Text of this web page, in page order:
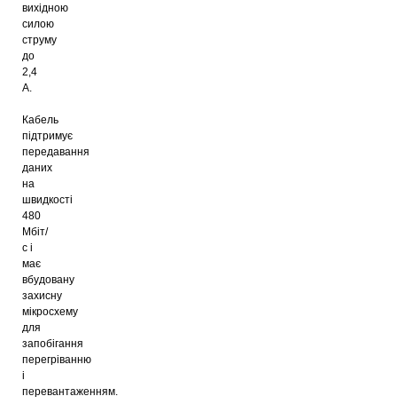
вихідною
силою
струму
до
2,4
A.
Кабель
підтримує
передавання
даних
на
швидкості
480
Мбіт/
с і
має
вбудовану
захисну
мікросхему
для
запобігання
перегріванню
і
перевантаженням.